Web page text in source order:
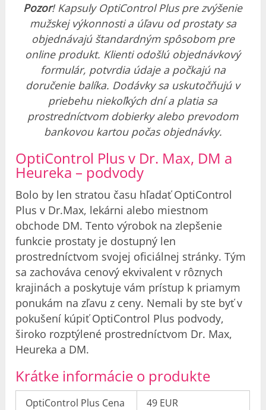
Pozor! Kapsuly OptiControl Plus pre zvýšenie
mužskej výkonnosti a úľavu od prostaty sa
objednávajú štandardným spôsobom pre
online produkt. Klienti odošlú objednávkový
formulár, potvrdia údaje a počkajú na
doručenie balíka. Dodávky sa uskutočňujú v
priebehu niekoľkých dní a platia sa
prostredníctvom dobierky alebo prevodom
bankovou kartou počas objednávky.
OptiControl Plus v Dr. Max, DM a
Heureka – podvody
Bolo by len stratou času hľadať OptiControl
Plus v Dr.Max, lekárni alebo miestnom
obchode DM. Tento výrobok na zlepšenie
funkcie prostaty je dostupný len
prostredníctvom svojej oficiálnej stránky. Tým
sa zachováva cenový ekvivalent v rôznych
krajinách a poskytuje vám prístup k priamym
ponukám na zľavu z ceny. Nemali by ste byť v
pokušení kúpiť OptiControl Plus podvody,
široko rozptýlené prostredníctvom Dr. Max,
Heureka a DM.
Krátke informácie o produkte
OptiControl Plus Cena 49 EUR